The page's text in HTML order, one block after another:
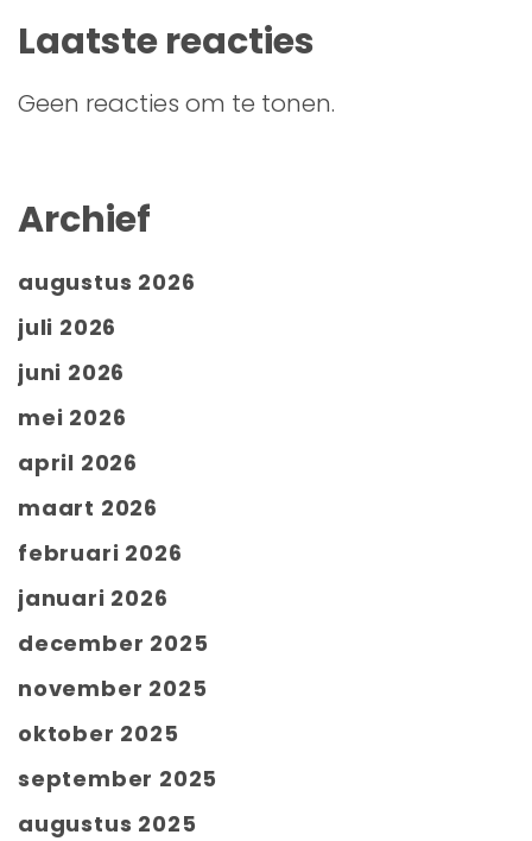
Laatste reacties
Geen reacties om te tonen.
Archief
augustus 2026
juli 2026
juni 2026
mei 2026
april 2026
maart 2026
februari 2026
januari 2026
december 2025
november 2025
oktober 2025
september 2025
augustus 2025